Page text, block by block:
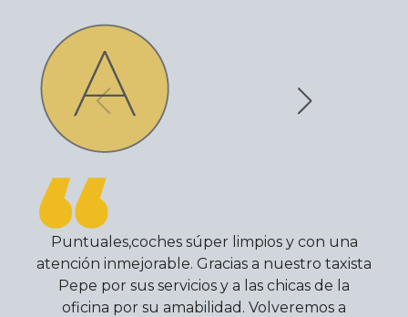
Puntuales,coches súper limpios y con una
atención inmejorable. Gracias a nuestro taxista
Pepe por sus servicios y a las chicas de la
oficina por su amabilidad. Volveremos a